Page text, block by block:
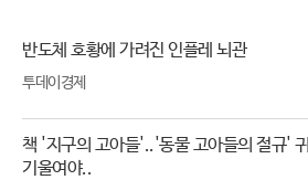
반도체 호황에 가려진 인플레 뇌관
투데이경제
책 '지구의 고아들'..'동물 고아들의 절규' 귀
기울여야..